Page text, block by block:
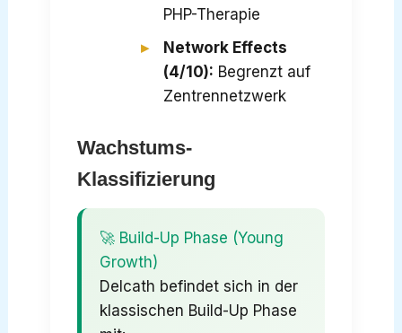
PHP-Therapie
Network Effects
(4/10): Begrenzt auf
Zentrennetzwerk
Wachstums-
Klassifizierung
🚀 Build-Up Phase (Young
Growth)
Delcath befindet sich in der
klassischen Build-Up Phase